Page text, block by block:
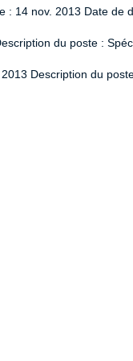
: 14 nov. 2013 Date de
du poste :
Description du